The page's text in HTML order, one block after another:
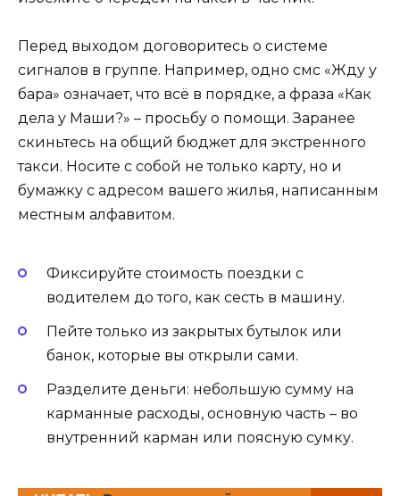
Перед выходом договоритесь о системе
сигналов в группе. Например, одно смс «Жду у
бара» означает, что всё в порядке, а фраза «Как
дела у Маши?» – просьбу о помощи. Заранее
скиньтесь на общий бюджет для экстренного
такси. Носите с собой не только карту, но и
бумажку с адресом вашего жилья, написанным
местным алфавитом.
Фиксируйте стоимость поездки с
водителем до того, как сесть в машину.
Пейте только из закрытых бутылок или
банок, которые вы открыли сами.
Разделите деньги: небольшую сумму на
карманные расходы, основную часть – во
внутренний карман или поясную сумку.